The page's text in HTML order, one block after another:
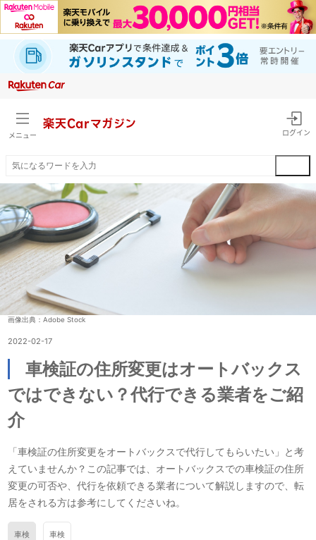
メニュー
楽天Carマガジン
ログイン
画像出典：Adobe Stock
2022-02-17
車検証の住所変更はオートバックス
ではできない？代行できる業者をご紹
介
「車検証の住所変更をオートバックスで代行してもらいたい」と考
えていませんか？この記事では、オートバックスでの車検証の住所
変更の可否や、代行を依頼できる業者について解説しますので、転
居をされる方は参考にしてくださいね。
車検 車検